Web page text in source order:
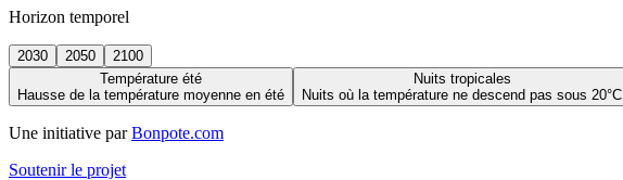
Horizon temporel
2030 2050
2100
Température été
Hausse de la température moyenne en été
Nuits tropicales
Nuits où la température ne descend pas sous 20°C
Une initiative par Bonpote.com
Soutenir le projet